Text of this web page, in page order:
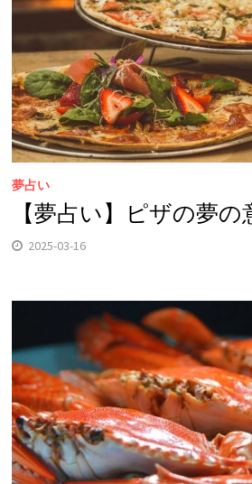
夢占い
【夢占い】ピザの夢の
2025-03-16